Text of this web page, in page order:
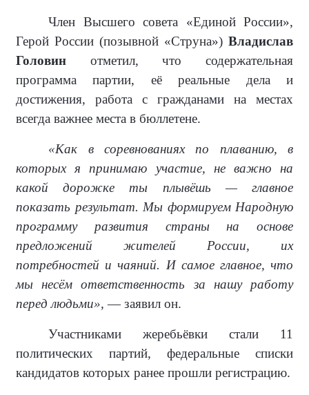
Член Высшего совета «Единой России»,
Герой России (позывной «Струна») Владислав
Головин отметил, что содержательная
программа партии, её реальные дела и
достижения, работа с гражданами на местах
всегда важнее места в бюллетене.
«Как в соревнованиях по плаванию, в
которых я принимаю участие, не важно на
какой дорожке ты плывёшь — главное
показать результат. Мы формируем Народную
программу развития страны на основе
предложений жителей России, их
потребностей и чаяний. И самое главное, что
мы несём ответственность за нашу работу
перед людьми», — заявил он.
Участниками жеребьёвки стали 11
политических партий, федеральные списки
кандидатов которых ранее прошли регистрацию.